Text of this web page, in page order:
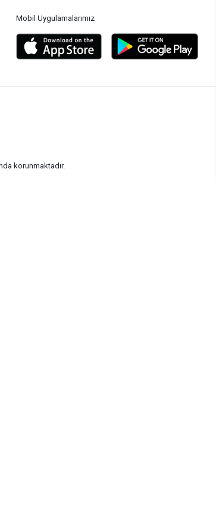
Mobil Uygulamalarımız
korunmaktadır.